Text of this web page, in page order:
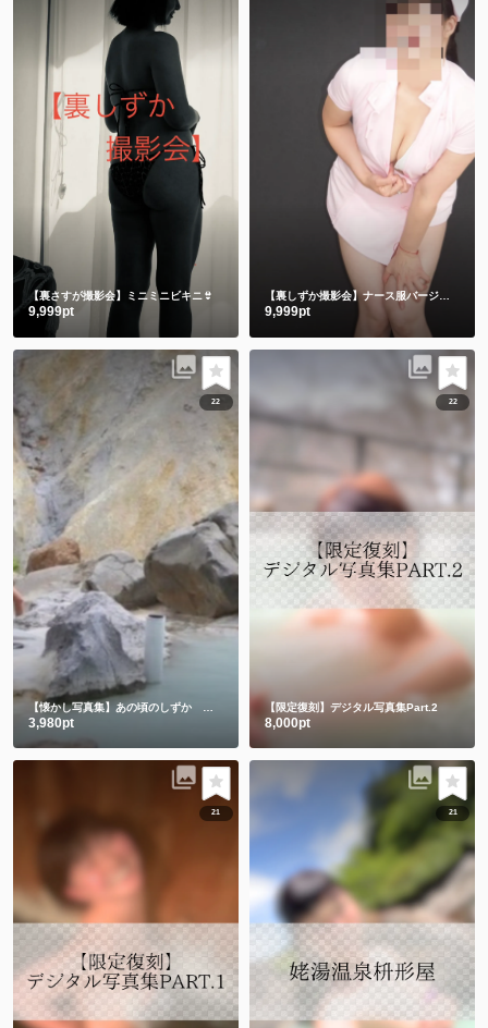
【裏さすが撮影会】ミニミニビキニ👙
9,999pt
【裏しずか撮影会】ナース服バージョン
9,999pt
22
3,980pt
22
【限定復刻】デジタル写真集Part.2
8,000pt
21 21